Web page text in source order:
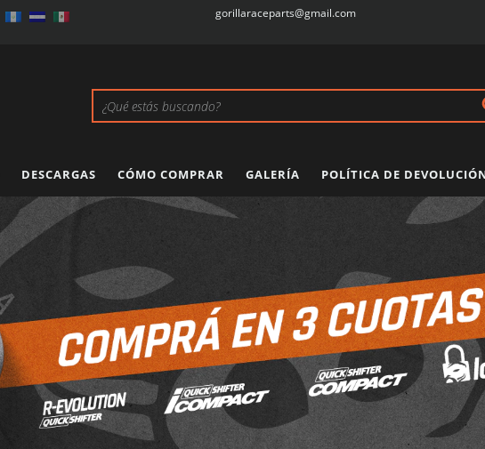
gorillaraceparts@gmail.com
DESCARGAS CÓMO COMPRAR GALERÍA POLÍTICA DE